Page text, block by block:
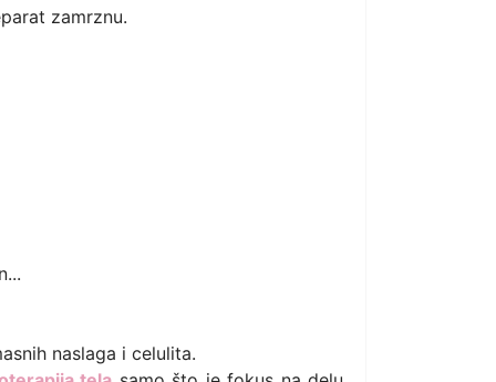
zamrznu.
naslaga i celulita.